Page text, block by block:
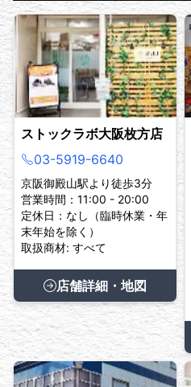
ストックラボ大阪枚方店
03-5919-6640
京阪御殿山駅より徒歩3分
営業時間：11:00 - 20:00
定休日：なし（臨時休業・年
末年始を除く）
取扱商材: すべて
店舗詳細・地図